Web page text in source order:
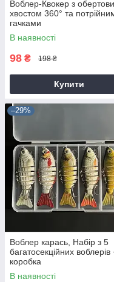
Воблер-Квокер з
хвостом 360° та
гачками
В наявності
98 ₴ 198 ₴
Купити
–29%
Воблер карась, Набір з 5
багатосекційних воблерів
коробка
В наявності